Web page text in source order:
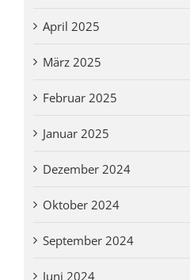
April 2025
März 2025
Februar 2025
Januar 2025
Dezember 2024
Oktober 2024
September 2024
Juni 2024